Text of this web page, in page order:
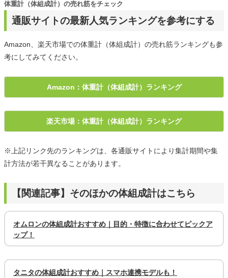
通販サイトの最新人気ランキングを参考にする
体重計（体組成計）の売れ筋をチェック
Amazon、楽天市場での体重計（体組成計）の売れ筋ランキングも参
考にしてみてください。
Amazon：体重計（体組成計）ランキング
楽天市場：体重計（体組成計）ランキング
※上記リンク先のランキングは、各通販サイトにより集計期間や集
計方法が若干異なることがあります。
【関連記事】そのほかの体組成計はこちら
オムロンの体組成計おすすめ｜目的・特徴に合わせてピックア
ップ！
タニタの体組成計おすすめ｜スマホ連携モデルも！